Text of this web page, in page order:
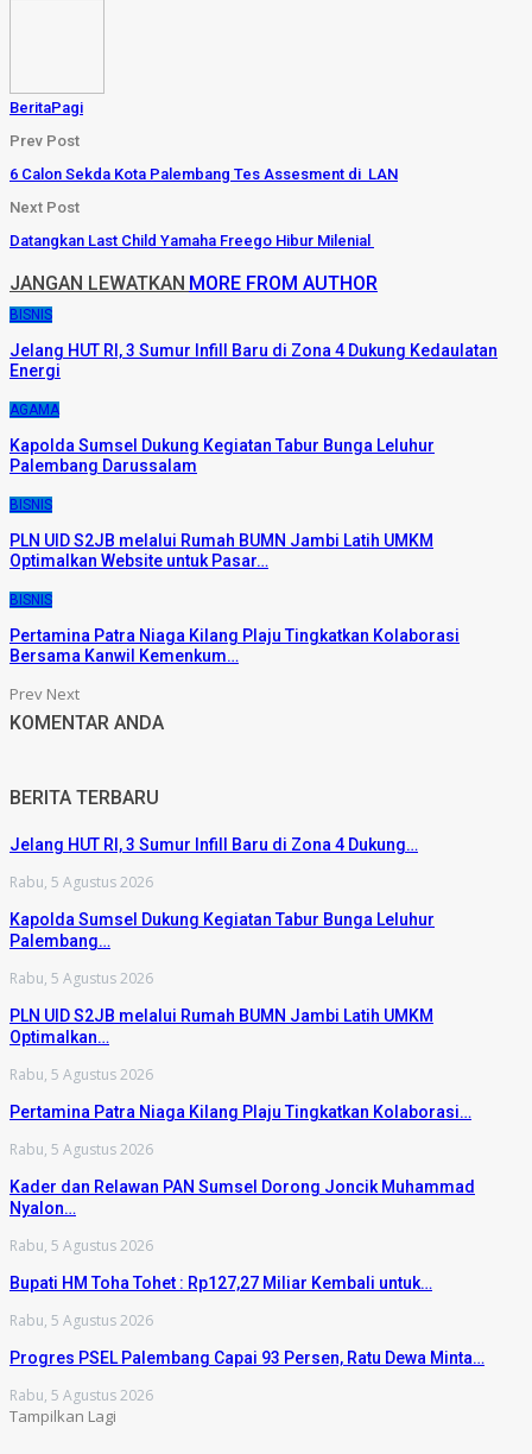
BeritaPagi
Prev Post
6 Calon Sekda Kota Palembang Tes Assesment di LAN
Next Post
Datangkan Last Child Yamaha Freego Hibur Milenial
JANGAN LEWATKAN MORE FROM AUTHOR
BISNIS
Jelang HUT RI, 3 Sumur Infill Baru di Zona 4 Dukung Kedaulatan
Energi
AGAMA
Kapolda Sumsel Dukung Kegiatan Tabur Bunga Leluhur
Palembang Darussalam
BISNIS
PLN UID S2JB melalui Rumah BUMN Jambi Latih UMKM
Optimalkan Website untuk Pasar…
BISNIS
Pertamina Patra Niaga Kilang Plaju Tingkatkan Kolaborasi
Bersama Kanwil Kemenkum…
Prev Next
KOMENTAR ANDA
BERITA TERBARU
Jelang HUT RI, 3 Sumur Infill Baru di Zona 4 Dukung…
Rabu, 5 Agustus 2026
Kapolda Sumsel Dukung Kegiatan Tabur Bunga Leluhur
Palembang…
Rabu, 5 Agustus 2026
PLN UID S2JB melalui Rumah BUMN Jambi Latih UMKM
Optimalkan…
Rabu, 5 Agustus 2026
Pertamina Patra Niaga Kilang Plaju Tingkatkan Kolaborasi…
Rabu, 5 Agustus 2026
Kader dan Relawan PAN Sumsel Dorong Joncik Muhammad
Nyalon…
Rabu, 5 Agustus 2026
Bupati HM Toha Tohet : Rp127,27 Miliar Kembali untuk…
Rabu, 5 Agustus 2026
Progres PSEL Palembang Capai 93 Persen, Ratu Dewa Minta…
Rabu, 5 Agustus 2026
Tampilkan Lagi